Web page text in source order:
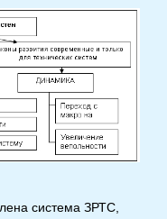
система ЗРТС,